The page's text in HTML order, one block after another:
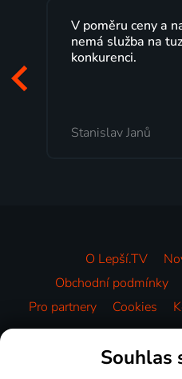
V poměru ceny a
nemá služba na
konkurenci.
Stanislav Janů
O Lepší.TV
Obchodní podmínky
Pro partnery
Cookies
Souhlas